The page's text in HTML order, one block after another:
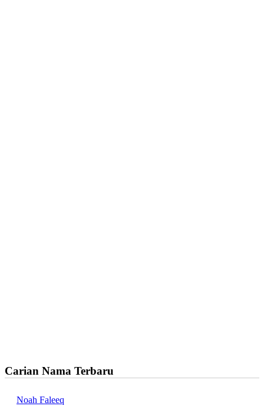
Carian Nama Terbaru
Noah Faleeq